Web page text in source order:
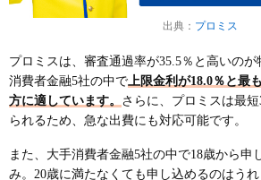
出典： プロミス
プロミスは、審査通過率が35.5％と高いの
消費者金融5社の中で上限金利が18.0％と最
方に適しています。 さらに、プロミスは最
られるため、急な出費にも対応可能です。
また、大手消費者金融5社の中で18歳から申
み。20歳に満たなくても申し込めるのはうれ